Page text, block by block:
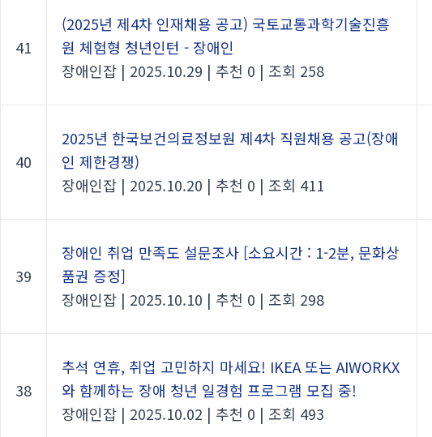
41
(2025년 제4차 인재채용 공고) 국토교통과학기술진흥
원 체험형 청년인턴 - 장애인
장애인잡 | 2025.10.29 | 추천 0 | 조회 258
40
2025년 한국보건의료정보원 제4차 직원채용 공고(장애
인 제한경쟁)
장애인잡 | 2025.10.20 | 추천 0 | 조회 411
39
장애인 취업 만족도 설문조사 [소요시간 : 1-2분, 문화상
품권 증정]
장애인잡 | 2025.10.10 | 추천 0 | 조회 298
38
추석 연휴, 취업 고민하지 마세요! IKEA 또는 AIWORKX
와 함께하는 장애 청년 일경험 프로그램 모집 중!
장애인잡 | 2025.10.02 | 추천 0 | 조회 493